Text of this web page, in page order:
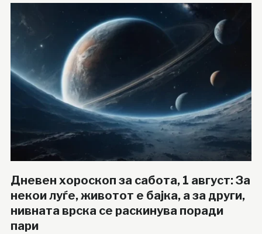
Дневен хороскоп за сабота, 1 август: За
некои луѓе, животот е бајка, а за други,
нивната врска се раскинува поради
пари